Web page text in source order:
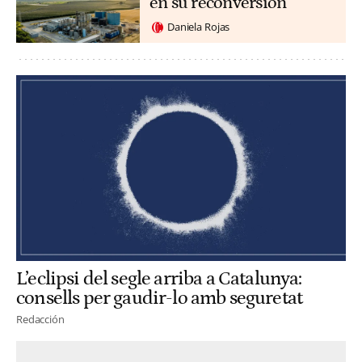
Daniela Rojas
L’eclipsi del segle arriba a Catalunya:
consells per gaudir-lo amb seguretat
Redacción